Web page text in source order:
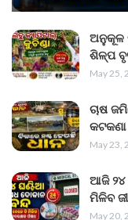
ଅନୁକୂଳ
ଶିଳ୍ପ
May 25,
ଚାଷ
May 23,
ଆଜି ୨୪
ମିଳିବ
May 20,